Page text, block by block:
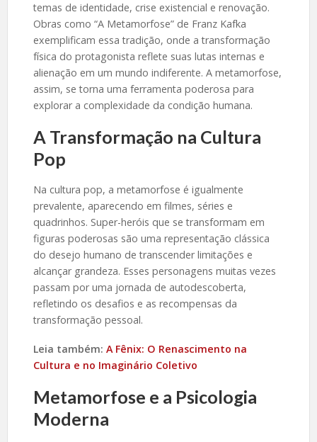
temas de identidade, crise existencial e renovação.
Obras como “A Metamorfose” de Franz Kafka
exemplificam essa tradição, onde a transformação
física do protagonista reflete suas lutas internas e
alienação em um mundo indiferente. A metamorfose,
assim, se torna uma ferramenta poderosa para
explorar a complexidade da condição humana.
A Transformação na Cultura
Pop
Na cultura pop, a metamorfose é igualmente
prevalente, aparecendo em filmes, séries e
quadrinhos. Super-heróis que se transformam em
figuras poderosas são uma representação clássica
do desejo humano de transcender limitações e
alcançar grandeza. Esses personagens muitas vezes
passam por uma jornada de autodescoberta,
refletindo os desafios e as recompensas da
transformação pessoal.
Leia também: A Fênix: O Renascimento na
Cultura e no Imaginário Coletivo
Metamorfose e a Psicologia
Moderna